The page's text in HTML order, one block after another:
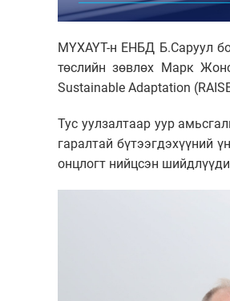
МҮХАҮТ-н ЕНБД Б.Саруул
төслийн зөвлөх Марк
Sustainable Adaptation
Тус уулзалтаар уур
гаралтай бүтээгдэхүүний
онцлогт нийцсэн